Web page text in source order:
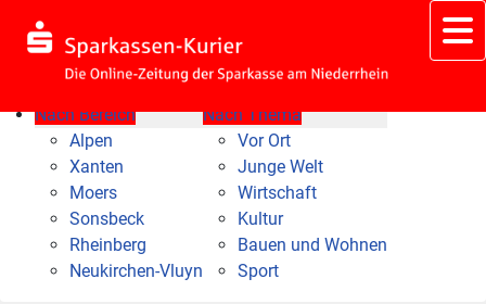
Nach Bereich
Alpen
Xanten
Moers
Sonsbeck
Rheinberg
Neukirchen-Vluyn
Nach Thema
Vor Ort
Junge Welt
Wirtschaft
Kultur
Bauen und Wohnen
Sport